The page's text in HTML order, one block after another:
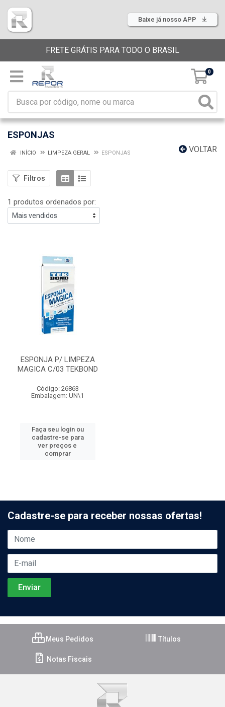
Baixe já nosso APP
FRETE GRÁTIS PARA TODO O BRASIL
0
ESPONJAS
VOLTAR
INÍCIO LIMPEZA GERAL ESPONJAS
Filtros
1 produtos ordenados por:
ESPONJA P/ LIMPEZA
MAGICA C/03 TEKBOND
Código: 26863
Embalagem: UN\1
Faça seu login ou
cadastre-se para
ver preços e
comprar
Cadastre-se para receber nossas ofertas!
Meus Pedidos Títulos
Notas Fiscais